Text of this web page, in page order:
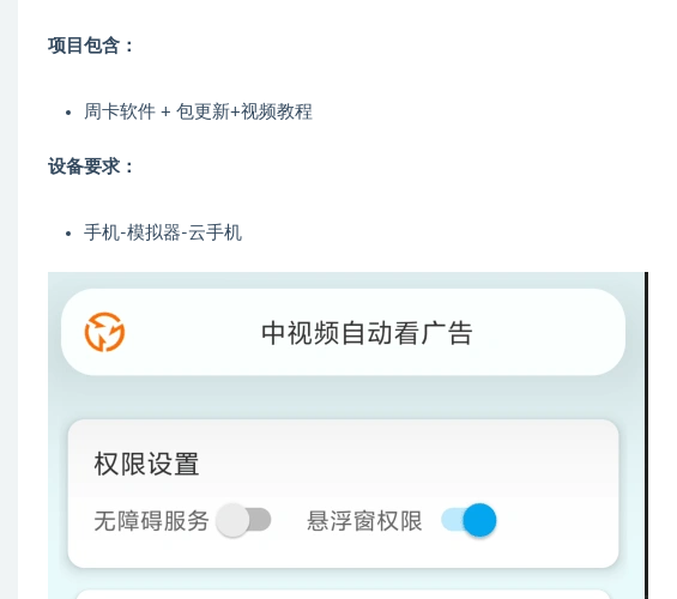
项目包含：
周卡软件 + 包更新+视频教程
设备要求：
手机-模拟器-云手机